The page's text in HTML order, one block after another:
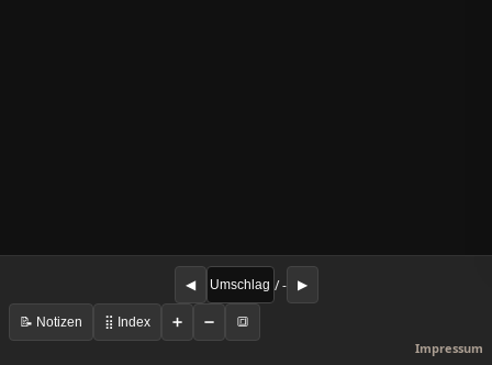
◀ / - ▶
📝 Notizen ⣿ Index ➕ ➖ 🔳
Impressum